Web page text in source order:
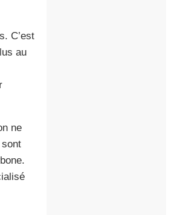
C’est
au
ne